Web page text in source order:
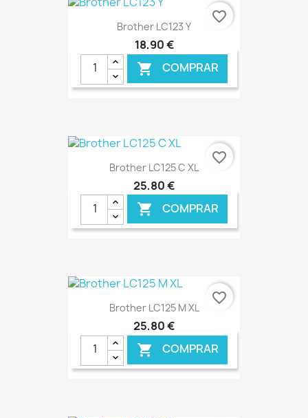
€ ONLINE
Brother LC123 Y
18,90 €
 COMPRAR
€ ONLINE
favorite_border
Brother LC125 C XL
25,80 €
 COMPRAR
€ ONLINE
favorite_border
Brother LC125 M XL
25,80 €
 COMPRAR
favorite_border